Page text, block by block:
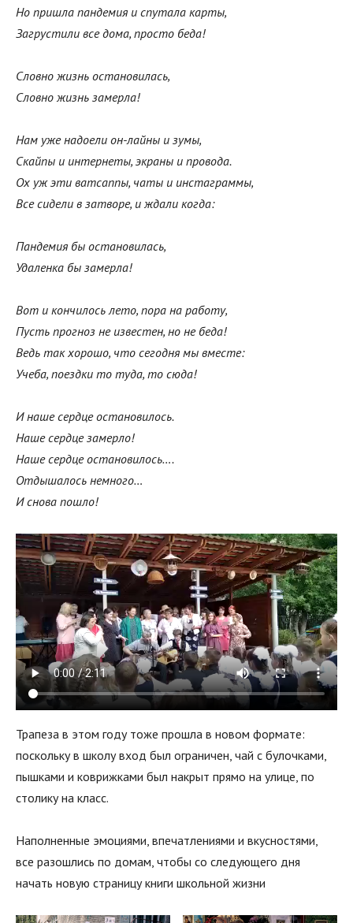
Но пришла пандемия и спутала карты,
Загрустили все дома, просто беда!
Словно жизнь остановилась,
Словно жизнь замерла!
Нам уже надоели он-лайны и зумы,
Скайпы и интернеты, экраны и провода.
Ох уж эти ватсаппы, чаты и инстаграммы,
Все сидели в затворе, и ждали когда:
Пандемия бы остановилась,
Удаленка бы замерла!
Вот и кончилось лето, пора на работу,
Пусть прогноз не известен, но не беда!
Ведь так хорошо, что сегодня мы вместе:
Учеба, поездки то туда, то сюда!
И наше сердце остановилось.
Наше сердце замерло!
Наше сердце остановилось….
Отдышалось немного…
И снова пошло!
Трапеза в этом году тоже прошла в новом формате:
поскольку в школу вход был ограничен, чай с булочками,
пышками и коврижками был накрыт прямо на улице, по
столику на класс.
Наполненные эмоциями, впечатлениями и вкусностями,
все разошлись по домам, чтобы со следующего дня
начать новую страницу книги школьной жизни